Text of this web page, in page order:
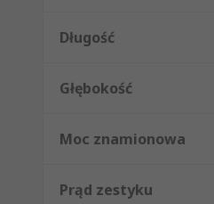
Długość
Głębokość
Moc znamionowa
Prąd zestyku